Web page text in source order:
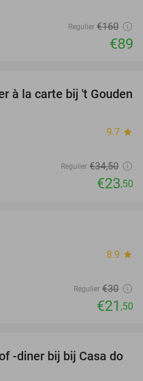
Regulier €160
€89
32%
à la carte bij 't Gouden
9.7 star
Regulier €34,50
€23,50
8.9 star
Regulier €30
€21 ,50
34%
-diner bij bij Casa do